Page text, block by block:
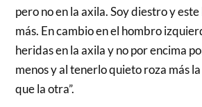
pero no en la axila. Soy diestro y
más. En cambio en el hombro
heridas en la axila y no por encima
menos y al tenerlo quieto roza más
que la otra”.